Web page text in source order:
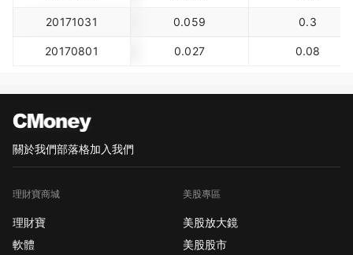
20171031 0.059 0.3
20170801 0.027 0.08
關於我們部落格加入我們
理財寶商城
理財寶
軟體
美股專區
美股放大鏡
美股股市